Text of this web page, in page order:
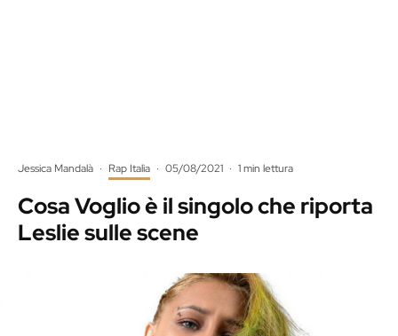
Jessica Mandalà · Rap Italia · 05/08/2021 · 1 min lettura
Cosa Voglio è il singolo che riporta
Leslie sulle scene